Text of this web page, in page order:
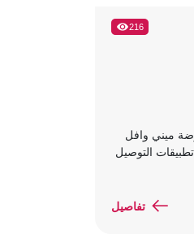
216
ميني وافل
التوصيل
تفاصيل